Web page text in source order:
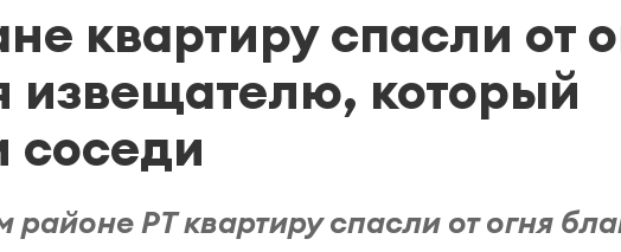
квартиру спасли от
извещателю, который
РТ квартиру спасли от огня